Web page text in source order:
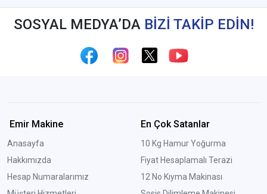
SOSYAL MEDYA’DA BİZİ TAKİP EDİN!
Emir Makine
Anasayfa
Hakkımızda
Hesap Numaralarımız
En Çok Satanlar
10 Kg Hamur Yoğurma
Fiyat Hesaplamalı Terazi
12 No Kıyma Makinası